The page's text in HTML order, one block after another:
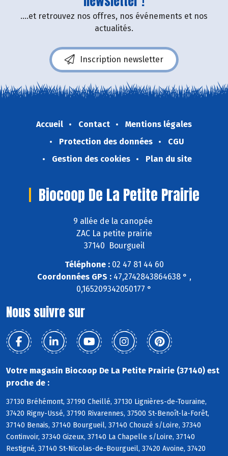
....et retrouvez nos offres, nos événements et nos
actualités.
Inscription newsletter
Accueil Contact
Mentions légales
Protection des données
CGU
Gestion des cookies
Plan du site
Biocoop De La Petite Prairie
9 allée de la canopée
ZAC La petite prairie
37140 Bourgueil
Téléphone :02 47 81 44 60
Coordonnées GPS :47,2742843864638 ° ,
0,165209342050177 °
Nous suivre sur
Votre magasin Biocoop De La Petite Prairie (37140) est
proche de :
37130 Bréhémont, 37190 Cheillé, 37130 Lignières-de-Touraine,
37420 Rigny-Ussé, 37190 Rivarennes, 37500 St-Benoît-la-Forêt,
37140 Benais, 37140 Bourgueil, 37140 Chouzé s/Loire, 37340
Continvoir, 37340 Gizeux, 37140 La Chapelle s/Loire, 37140
Restigné, 37140 St-Nicolas-de-Bourgueil, 37420 Avoine, 37420